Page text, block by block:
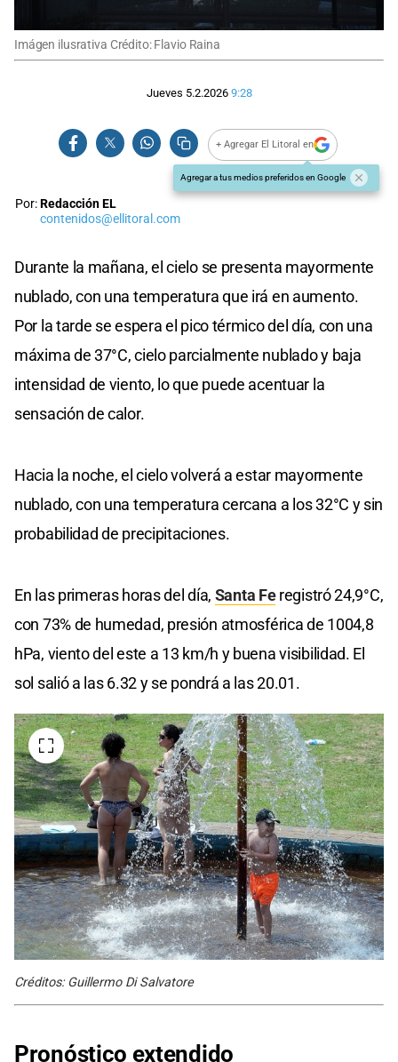
Imágen ilusrativa Crédito: Flavio Raina
Jueves 5.2.2026 9:28
+ Agregar El Litoral en
Agregar a tus medios preferidos en Google
Por:Redacción EL
contenidos@ellitoral.com
Durante la mañana, el cielo se presenta mayormente
nublado, con una temperatura que irá en aumento.
Por la tarde se espera el pico térmico del día, con una
máxima de 37°C, cielo parcialmente nublado y baja
intensidad de viento, lo que puede acentuar la
sensación de calor.
Hacia la noche, el cielo volverá a estar mayormente
nublado, con una temperatura cercana a los 32°C y sin
probabilidad de precipitaciones.
En las primeras horas del día, Santa Feregistró 24,9°C,
con 73% de humedad, presión atmosférica de 1004,8
hPa, viento del este a 13 km/h y buena visibilidad. El
sol salió a las 6.32 y se pondrá a las 20.01.
Créditos: Guillermo Di Salvatore
Pronóstico extendido